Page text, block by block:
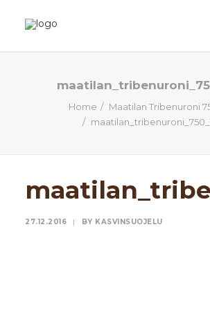
ETUSIVU
TUOTTEET
TILAUSOHJEET
YHTEYSTIEDOT
Home
Maatilan Tribenuroni
27.12.2016 | BY KASVINSUOJELU